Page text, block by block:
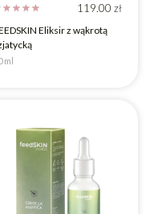
☆ ☆ ☆ ☆ 119.00 zł
Eliksir z wąkrotą
ml